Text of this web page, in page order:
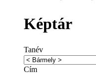
Képtár
Tanév
Cím